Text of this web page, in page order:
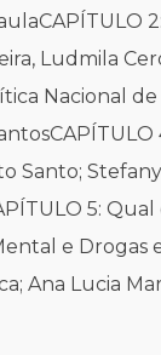
Ludmila
Nacional de
5:
e
Ana Lucia